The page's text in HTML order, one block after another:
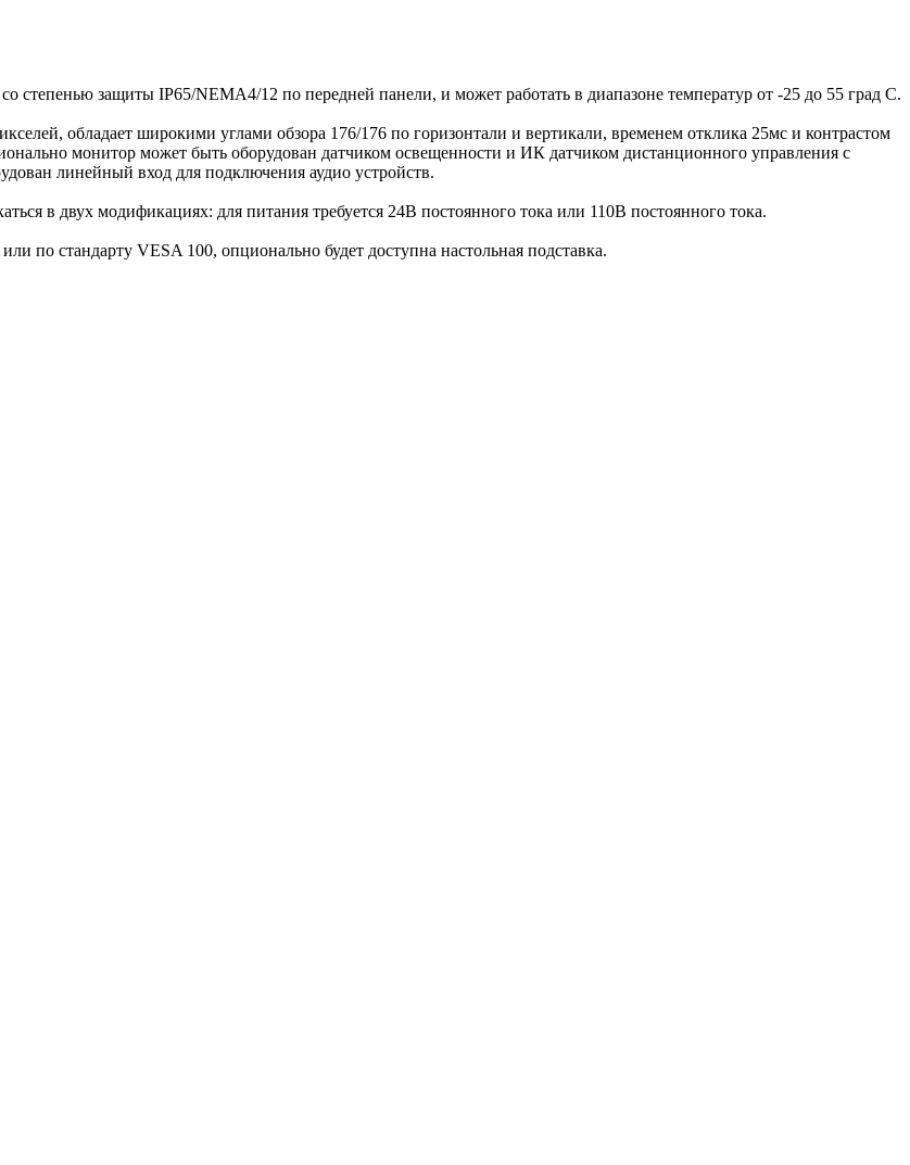
защиты IP65/NEMA4/12 по передней панели, и может работать в диапазоне температур от -25 до 55 град С.
обладает широкими углами обзора 176/176 по горизонтали и вертикали, временем отклика 25мс и контрастом
монитор может быть оборудован датчиком освещенности и ИК датчиком дистанционного управления с
линейный вход для подключения аудио устройств.
в двух модификациях: для питания требуется 24В постоянного тока или 110В постоянного тока.
по стандарту VESA 100, опционально будет доступна настольная подставка.